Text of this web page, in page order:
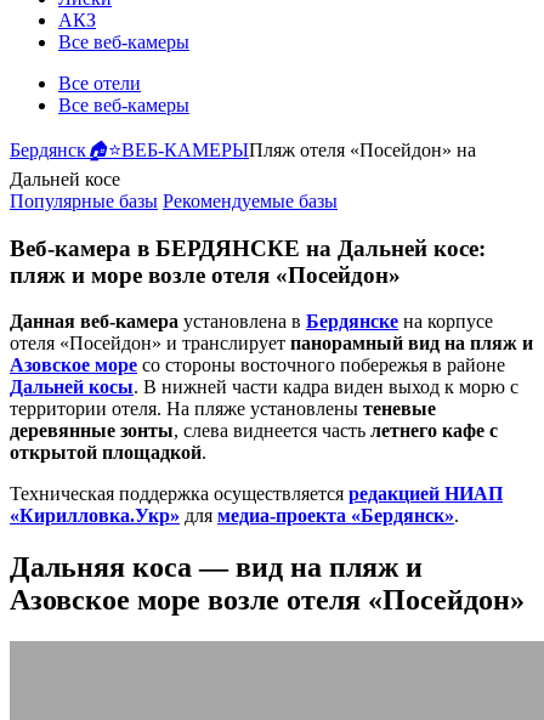
АКЗ
Все веб-камеры
Все отели
Все веб-камеры
Бердянск🏠⭐️ВЕБ-КАМЕРЫПляж отеля «Посейдон» на
Дальней косе
Популярные базы Рекомендуемые базы
Веб-камера в БЕРДЯНСКЕ на Дальней косе:
пляж и море возле отеля «Посейдон»
Данная веб-камера установлена в Бердянске на корпусе
отеля «Посейдон» и транслирует панорамный вид на пляж и
Азовское море со стороны восточного побережья в районе
Дальней косы. В нижней части кадра виден выход к морю с
территории отеля. На пляже установлены теневые
деревянные зонты, слева виднеется часть летнего кафе с
открытой площадкой.
Техническая поддержка осуществляется редакцией НИАП
«Кирилловка.Укр» для медиа-проекта «Бердянск».
Дальняя коса — вид на пляж и
Азовское море возле отеля «Посейдон»